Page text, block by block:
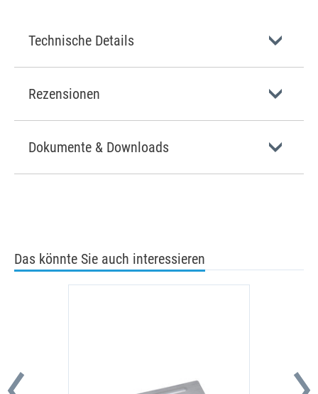
Technische Details
Rezensionen
Dokumente & Downloads
Das könnte Sie auch interessieren